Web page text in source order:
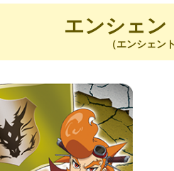
エンシェン
（エンシェン